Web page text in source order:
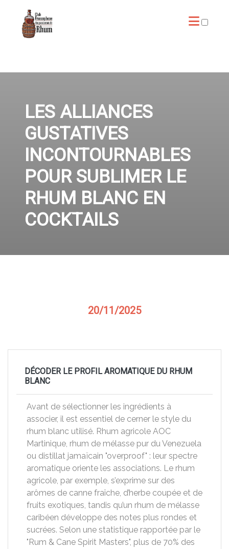
LES ALLIANCES
GUSTATIVES
INCONTOURNABLES
POUR SUBLIMER LE
RHUM BLANC EN
COCKTAILS
20/11/2025
DÉCODER LE PROFIL AROMATIQUE DU RHUM
BLANC
Avant de sélectionner les ingrédients à
associer, il est essentiel de cerner le style du
rhum blanc utilisé. Rhum agricole AOC
Martinique, rhum de mélasse pur du Venezuela
ou distillat jamaïcain "overproof" : leur spectre
aromatique oriente les associations. Le rhum
agricole, par exemple, s’exprime sur des
arômes de canne fraîche, d’herbe coupée et de
fruits exotiques, tandis qu’un rhum de mélasse
caribéen développe des notes plus rondes et
sucrées. Selon une statistique rapportée par le
"Rum & Cane Spirit Masters", plus de 70% des